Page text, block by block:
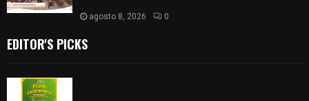
agosto 8, 2026 0
EDITOR'S PICKS